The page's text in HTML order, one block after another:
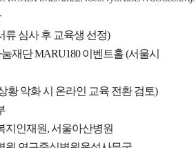
류 심사 후 교육생 선정)
재단MARU180이벤트홀(서울시
황 악화 시 온라인 교육 전환 검토)
지인재원,서울아산병원